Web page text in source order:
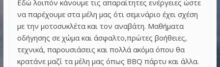
Εδώ λοιπόν κάνουμε τις απαραίτητες ενέργειες ώστε
να παρέχουμε στα μέλη μας ότι σεμινάριο έχει σχέση
με την μοτοσυκλέτα και τον αναβάτη. Μαθήματα
οδήγησης σε χώμα και άσφαλτο,πρώτες βοήθειες,
τεχνικά, παρουσιάσεις και πολλά ακόμα όπου θα
κρατάνε μαζί τα μέλη μας όπως BBQ πάρτυ και άλλα.